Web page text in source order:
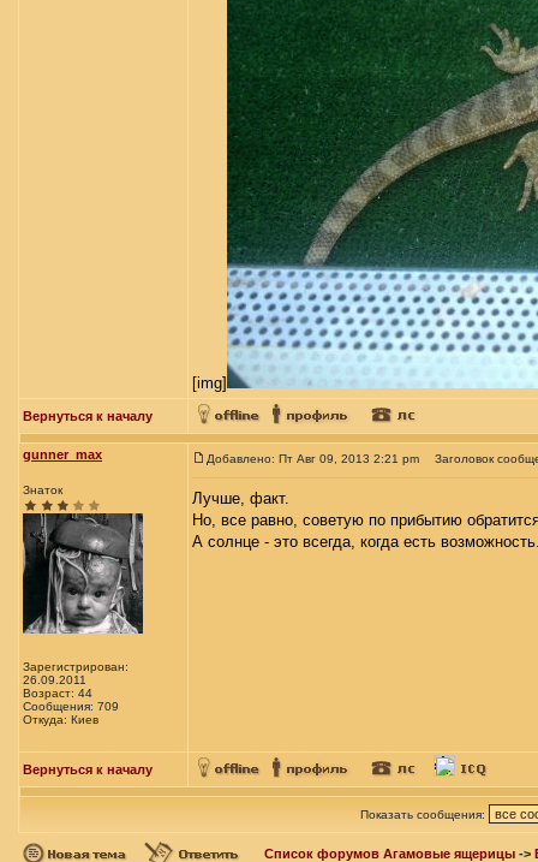
[img]
Вернуться к началу
gunner_max
Знаток
Зарегистрирован:
26.09.2011
Возраст: 44
Сообщения: 709
Откуда: Киев
Добавлено: Пт Авг 09, 2013 2:21 pm Заголовок
Лучше, факт.
Но, все равно, советую по прибытию
А солнце - это всегда, когда есть
Вернуться к началу
Показать сообщения:
Список форумов Агамовые ящерицы ->